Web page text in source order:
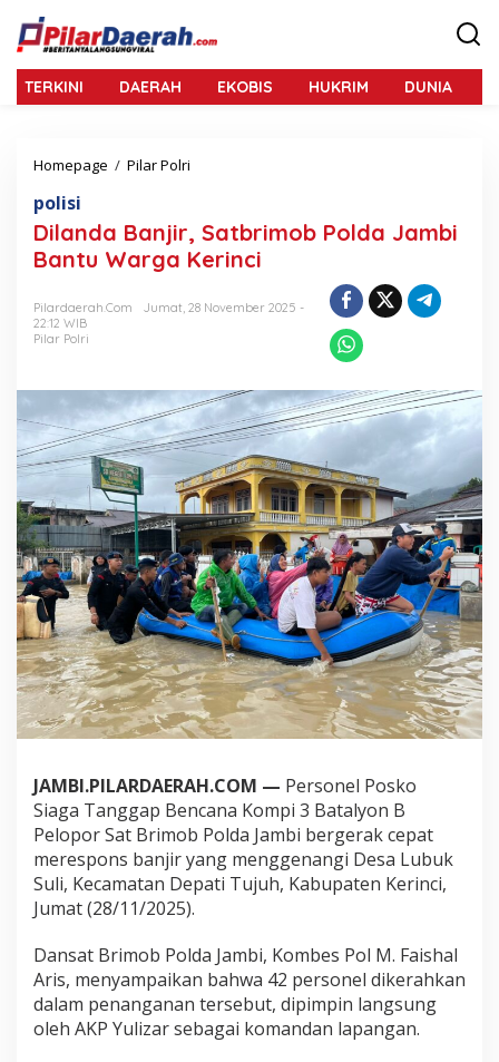
TERKINI DAERAH EKOBIS HUKRIM DUNIA
Homepage / Pilar Polri
n
d
B
r
,
S
t
b
r
i
m
o
b
P
o
l
d
a
J
b
i
a
n
t
a
r
g
a
K
polisi
Dilanda Banjir, Satbrimob Polda Jambi
Bantu Warga Kerinci
Pilardaerah.com
Jumat, 28 November 2025 -
22:12 WIB
Pilar Polri
JAMBI.PILARDAERAH.COM — Personel Posko
Siaga Tanggap Bencana Kompi 3 Batalyon B
Pelopor Sat Brimob Polda Jambi bergerak cepat
merespons banjir yang menggenangi Desa Lubuk
Suli, Kecamatan Depati Tujuh, Kabupaten Kerinci,
Jumat (28/11/2025).
Dansat Brimob Polda Jambi, Kombes Pol M. Faishal
Aris, menyampaikan bahwa 42 personel dikerahkan
dalam penanganan tersebut, dipimpin langsung
oleh AKP Yulizar sebagai komandan lapangan.